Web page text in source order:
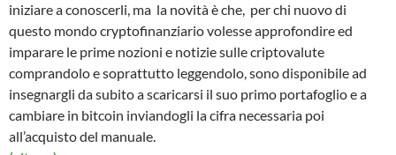
iniziare a conoscerli, ma la novità è che, per chi nuovo di
questo mondo cryptofinanziario volesse approfondire ed
imparare le prime nozioni e notizie sulle criptovalute
comprandolo e soprattutto leggendolo, sono disponibile ad
insegnargli da subito a scaricarsi il suo primo portafoglio e a
cambiare in bitcoin inviandogli la cifra necessaria poi
all’acquisto del manuale.